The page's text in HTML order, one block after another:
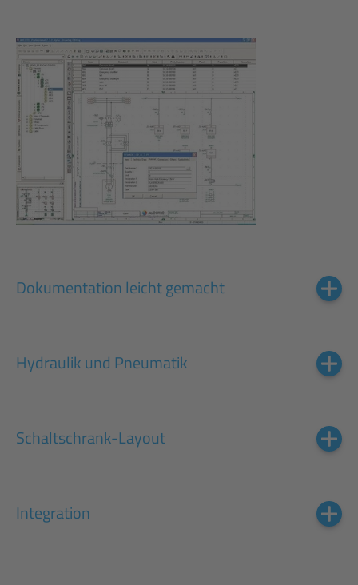
Dokumentation leicht gemacht
Hydraulik und Pneumatik
Schaltschrank-Layout
Integration